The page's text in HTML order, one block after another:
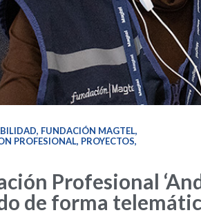
, FUNDACIÓN MAGTEL,
PROFESIONAL, PROYECTOS,
Profesional
de forma